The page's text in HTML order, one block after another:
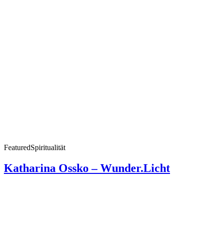
FeaturedSpiritualität
Katharina Ossko – Wunder.Licht